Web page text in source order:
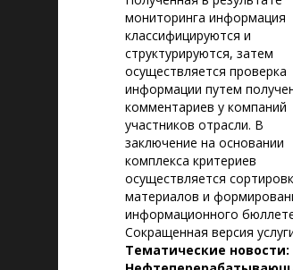
мониторинга информация
классифицируются и
структурируются, затем
осуществляется проверка
информации путем
комментариев у компаний
участников отрасли. В
заключение на основании
комплекса критериев
осуществляется
материалов и
информационного
Сокращенная версия
Тематические новости: